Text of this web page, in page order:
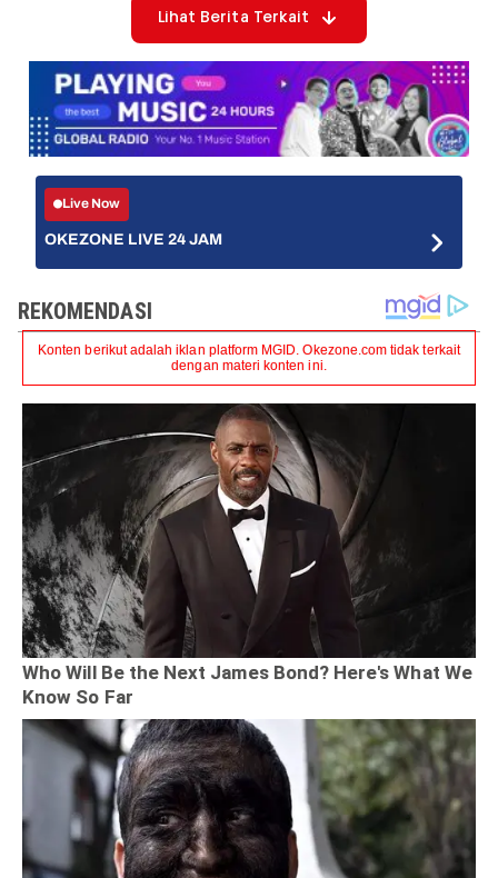
Lihat Berita Terkait
Live Now
OKEZONE LIVE 24 JAM